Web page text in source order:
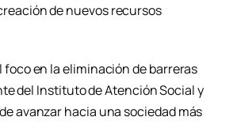
de nuevos recursos
en la eliminación de barreras
del Instituto de Atención Social y
avanzar hacia una sociedad más